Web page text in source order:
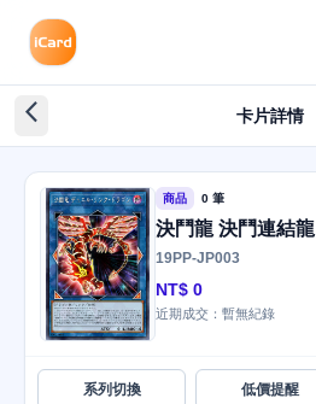
arrow_back_ios_new 卡片詳情
商品 0 筆
決鬥龍 決鬥連結龍
19PP-JP003
NT$ 0
近期成交：暫無紀錄
系列切換 低價提醒